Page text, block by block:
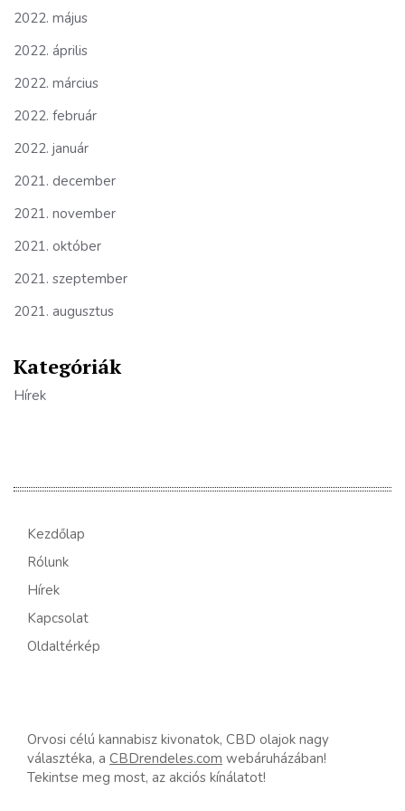
2022. május
2022. április
2022. március
2022. február
2022. január
2021. december
2021. november
2021. október
2021. szeptember
2021. augusztus
Kategóriák
Hírek
Kezdőlap
Rólunk
Hírek
Kapcsolat
Oldaltérkép
Orvosi célú kannabisz kivonatok, CBD olajok nagy
választéka, a CBDrendeles.com webáruházában!
Tekintse meg most, az akciós kínálatot!